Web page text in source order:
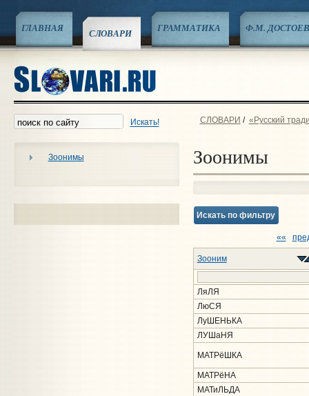
ГЛАВНАЯ СЛОВАРИ ГРАММАТИКА Ф.М.
Искать!
Зоонимы
СЛОВАРИ / «Русский
Зоонимы
Искать по фильтру
««
Зооним
ЛяЛЯ
ЛюСЯ
ЛуШЕНЬКА
ЛУШаНЯ
МАТРёШКА
МАТРёНА
МАТиЛЬДА